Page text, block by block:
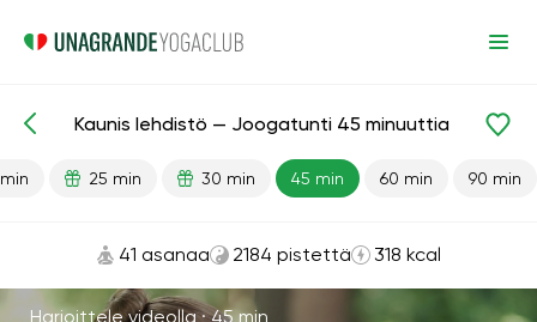
Valmiit oppitunnit Lehdistö
Kaunis lehdistö — Joogatunti 45 minuuttia
25 min 30 min 45 min 60 min 90 min
41 asanaa 2184 pistettä 318 kcal
Harjoittele videolla ·45 min